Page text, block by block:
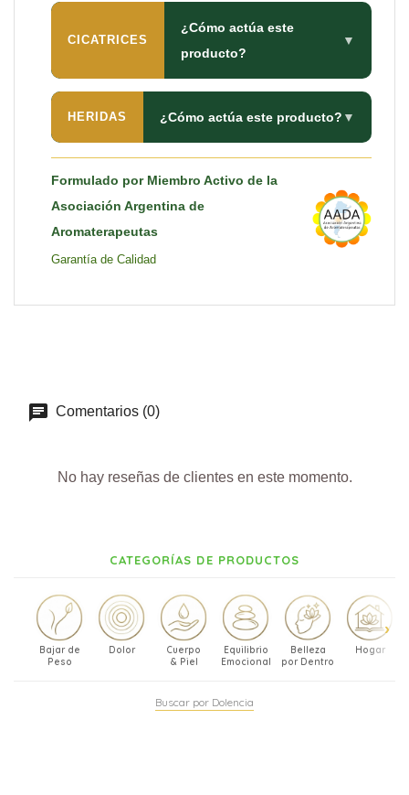
CICATRICES
¿Cómo actúa este
producto?
▼
HERIDAS ¿Cómo actúa este producto? ▼
Formulado por Miembro Activo de la
Asociación Argentina de
Aromaterapeutas
Garantía de Calidad
Comentarios (0)
No hay reseñas de clientes en este momento.
CATEGORÍAS DE PRODUCTOS
Bajar de
Peso
Dolor
Cuerpo
& Piel
Equilibrio
Emocional
Belleza
por Dentro
Hogar
Buscar por Dolencia